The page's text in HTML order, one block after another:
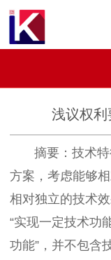
浅议权
摘要：技术特
方案，考虑能够
相对独立的技术
“实现一定技术功
功能”，并不包含